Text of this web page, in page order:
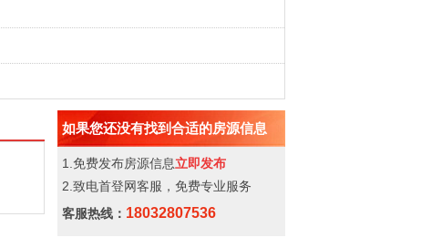
如果您还没有找到合适的房源信息
1.免费发布房源信息立即发布
2.致电首登网客服，免费专业服务
客服热线： 18032807536